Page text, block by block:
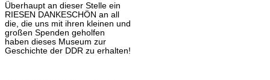
Überhaupt an dieser Stelle ein
RIESEN DANKESCHÖN an all
die, die uns mit ihren kleinen und
großen Spenden geholfen
haben dieses Museum zur
Geschichte der DDR zu erhalten!